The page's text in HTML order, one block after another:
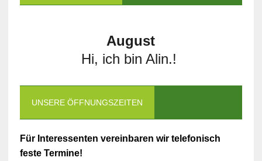
August
Hi, ich bin Alin.!
UNSERE ÖFFNUNGSZEITEN
Für Interessenten vereinbaren wir telefonisch
feste Termine!